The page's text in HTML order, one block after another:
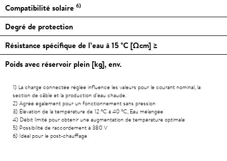
Compatibilité solaire 6)
Degré de protection
Résistance spécifique de l’eau à 15°C [Ωcm] ≥
Poids avec réservoir plein [kg], env.
1) La charge connectée réglée influence les valeurs pour le courant nominal, la
section de câble et la production d’eau chaude.
2) Agréé également pour un fonctionnement sans pression
3) Élévation de la température de 12°Cà 40°C, Eau mélangée
4) Débit limité pour obtenir une augmentation de température optimale
5) Possibilité de raccordement à 380 V
6) Idéal pour le post-chauffage